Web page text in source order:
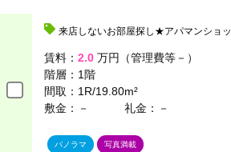
来店しないお部屋探し★アパマンショ
賃料： 2.0 万円（管理費等－）
階層： 1階
間取： 1R/19.80m²
敷金：－
礼金：－
パノラマ 写真満載